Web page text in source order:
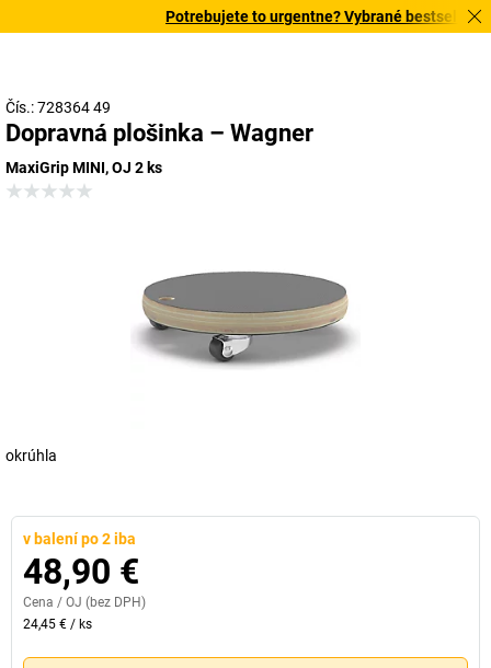
Potrebujete to urgentne? Vybrané bestsellery
Čís.: 728364 49
Dopravná plošinka – Wagner
MaxiGrip MINI, OJ 2 ks
okrúhla
v balení po 2 iba
48,90 €
Cena / OJ (bez DPH)
24,45 € / ks